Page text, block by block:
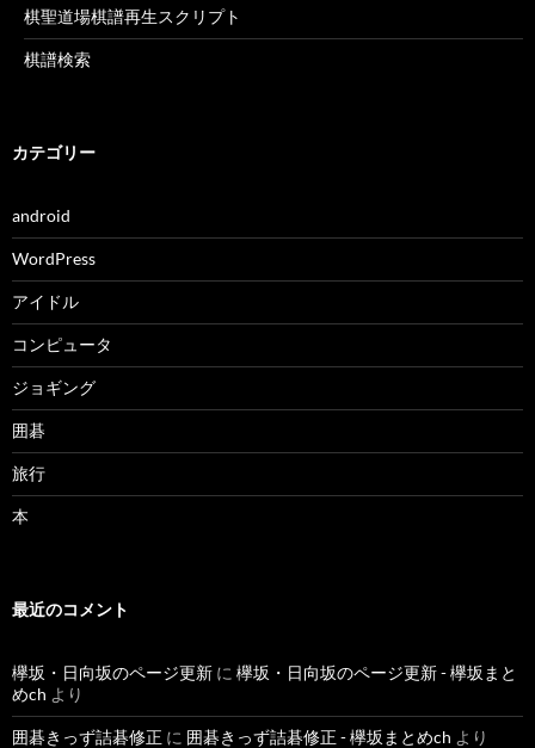
棋聖道場棋譜再生スクリプト
棋譜検索
カテゴリー
android
WordPress
アイドル
コンピュータ
ジョギング
囲碁
旅行
本
最近のコメント
欅坂・日向坂のページ更新 に 欅坂・日向坂のページ更新 - 欅坂まと
めch より
囲碁きっず詰碁修正 に 囲碁きっず詰碁修正 - 欅坂まとめch より